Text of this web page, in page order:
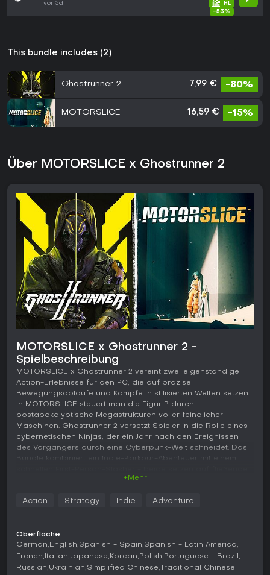
vor 5d
-53%
This bundle includes (2)
Ghostrunner 2 7,99 € -80%
MOTORSLICE 16,59 € -15%
Über MOTORSLICE x Ghostrunner 2
MOTORSLICE x Ghostrunner 2 -
Spielbeschreibung
MOTORSLICE x Ghostrunner 2 vereint zwei eigenständige
Action-Erlebnisse für den PC, die auf präzise
Bewegungsabläufe und Kämpfe in stilisierten Welten setzen.
In MOTORSLICE steuert man die Figur P durch
postapokalyptische Megastrukturen voller feindlicher
Maschinen. Ghostrunner 2 versetzt Spieler in die Rolle eines
cybernetischen Ninjas, der ein Jahr nach den Ereignissen
des Vorgängers durch eine Cyberpunk-Welt schneidet. Das
Bundle kombiniert ein Indie-Parkour-Abenteuer mit einem
Fortbewegung und direkte Konfrontationen statt auf
Person-Gameplays. Spieler laufen, klettern, rutschen, ducken
sich, laufen an Wänden entlang und führen Stunts in
brutalistischen Ruinen aus, während sie eine Kettensäge
sowohl zur Fortbewegung als auch im Kampf gegen
+Mehr
Action Strategy Indie Adventure
Oberfläche:
German English Spanish - Spain Spanish - Latin America
French Italian Japanese Korean Polish Portuguese - Brazil
Russian Ukrainian Simplified Chinese Traditional Chinese